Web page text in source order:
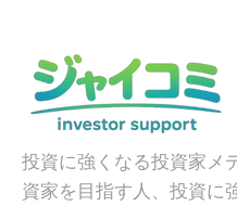
投資に強くなる投資家メ
資家を目指す人、投資に